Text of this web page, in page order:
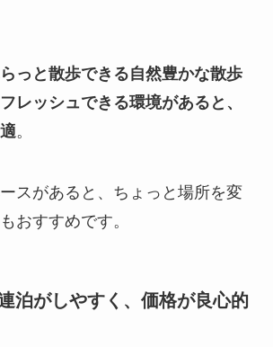
っと散歩できる自然豊かな散歩
レッシュできる環境があると、
。
スがあると、ちょっと場所を変
おすすめです。
泊がしやすく、価格が良心的